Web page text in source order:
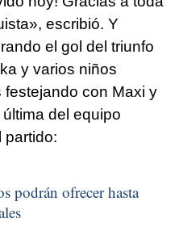
escribió. Y
el gol del triunfo
y varios niños
con Maxi y
del equipo
partido:
podrán ofrecer hasta